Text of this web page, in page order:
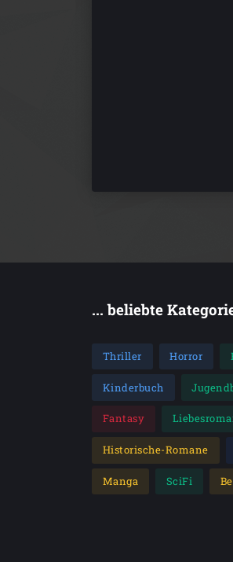
... beliebte
Thriller Horror
Kinderbuch
Fantasy
Historische-Romane
Manga SciFi